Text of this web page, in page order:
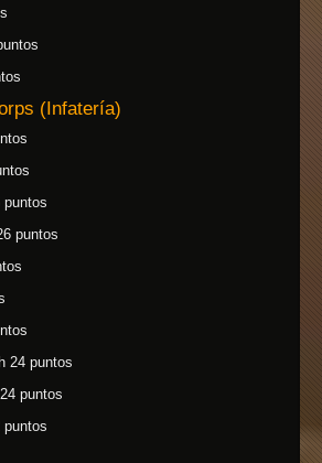
(Infatería)
puntos
puntos
24 puntos
puntos
puntos